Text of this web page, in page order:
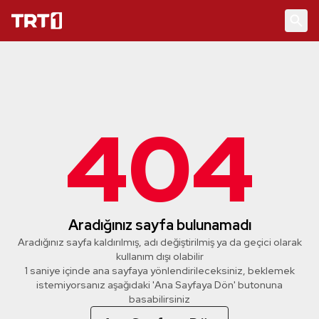
404
Aradığınız sayfa bulunamadı
Aradığınız sayfa kaldırılmış, adı değiştirilmiş ya da geçici olarak
kullanım dışı olabilir
1 saniye içinde ana sayfaya yönlendirileceksiniz, beklemek
istemiyorsanız aşağıdaki 'Ana Sayfaya Dön' butonuna
basabilirsiniz